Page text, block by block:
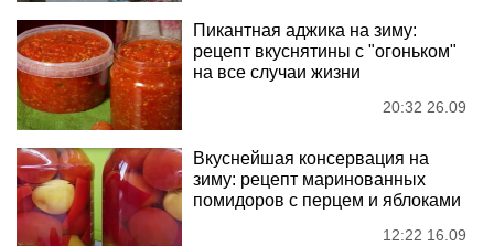
Пикантная аджика на зиму:
рецепт вкуснятины с "огоньком"
на все случаи жизни
20:32 26.09
Вкуснейшая консервация на
зиму: рецепт маринованных
помидоров с перцем и яблоками
12:22 16.09